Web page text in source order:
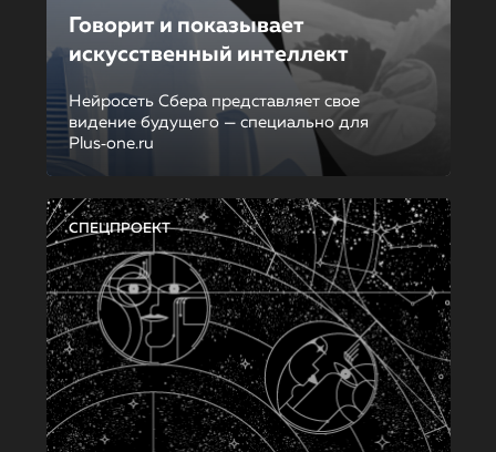
Говорит и показывает
искусственный интеллект
Нейросеть Сбера представляет свое
видение будущего — специально для
Plus‑one.ru
СПЕЦПРОЕКТ